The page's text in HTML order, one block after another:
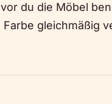
du die Möbel
gleichmäßig